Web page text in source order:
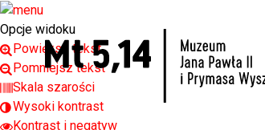
Open toolbar
Opcje widoku
Powiększ tekst
Pomniejsz tekst
Skala szarości
Wysoki kontrast
Kontrast i negatyw